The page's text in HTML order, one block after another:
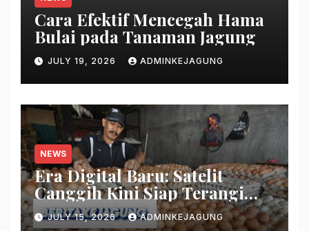
Cara Efektif Mencegah Hama
Bulai pada Tanaman Jagung
JULY 19, 2026 ADMINKEJAGUNG
NEWS
Era Digital Baru: Satelit
Canggih Kini Siap Terangi
Wilayah Terpencil Nusantara
JULY 15, 2026 ADMINKEJAGUNG